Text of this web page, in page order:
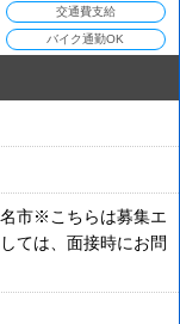
交通費支給
バイク通勤OK
市※こちらは募集エ
ては、面接時にお問